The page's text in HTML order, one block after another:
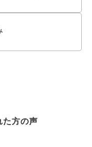
た方の声